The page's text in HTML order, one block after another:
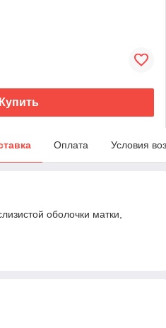
Купить
Оплата Условия
оболочки матки,